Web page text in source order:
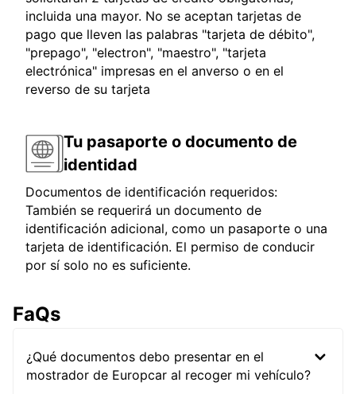
incluida una mayor. No se aceptan tarjetas de
pago que lleven las palabras "tarjeta de débito",
"prepago", "electron", "maestro", "tarjeta
electrónica" impresas en el anverso o en el
reverso de su tarjeta
Tu pasaporte o documento de
identidad
Documentos de identificación requeridos:
También se requerirá un documento de
identificación adicional, como un pasaporte o una
tarjeta de identificación. El permiso de conducir
por sí solo no es suficiente.
FaQs
¿Qué documentos debo presentar en el
mostrador de Europcar al recoger mi vehículo?